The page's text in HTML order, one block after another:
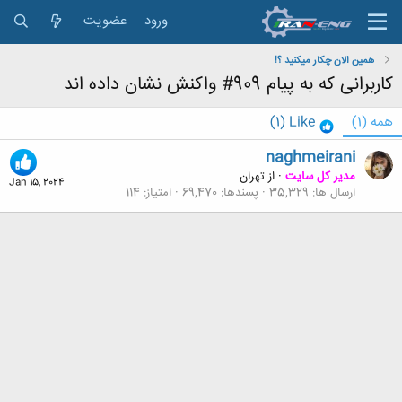
ورود عضویت
همین الان چکار میکنید ؟!
کاربرانی که به پیام 909# واکنش نشان داده اند
همه (1)
Like
(1)
Jan 15, 2024
naghmeirani
مدیر کل سایت · ازتهران
ارسال ها 35,329 پسندها 69,470 امتیاز 114